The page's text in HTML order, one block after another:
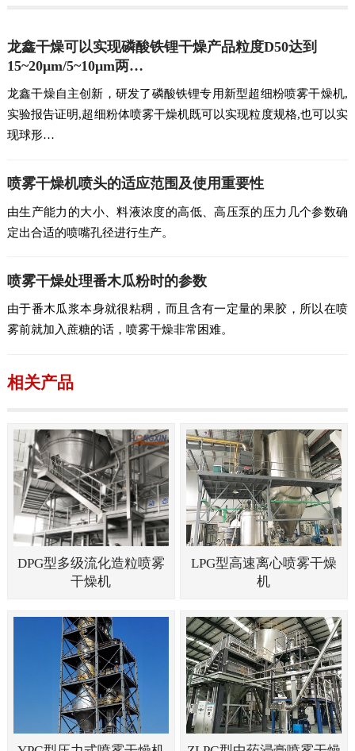
龙鑫干燥可以实现磷酸铁锂干燥产品粒度D50达到
15~20μm/5~10μm两…
龙鑫干燥自主创新，研发了磷酸铁锂专用新型超细粉喷雾干燥机,
实验报告证明,超细粉体喷雾干燥机既可以实现粒度规格,也可以实
现球形…
喷雾干燥机喷头的适应范围及使用重要性
由生产能力的大小、料液浓度的高低、高压泵的压力几个参数确
定出合适的喷嘴孔径进行生产。
喷雾干燥处理番木瓜粉时的参数
由于番木瓜浆本身就很粘稠，而且含有一定量的果胶，所以在喷
雾前就加入蔗糖的话，喷雾干燥非常困难。
相关产品
DPG型多级流化造粒喷雾
干燥机
LPG型高速离心喷雾干燥
机